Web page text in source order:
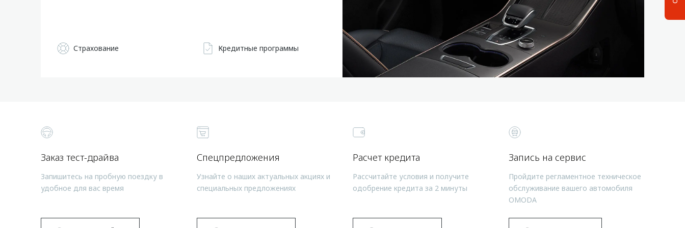
Страхование Кредитные программы
Заказ тест-драйва
Запишитесь на пробную поездку в
удобное для вас время
Спецпредложения
Узнайте о наших актуальных акциях и
специальных предложениях
Расчет кредита
Рассчитайте условия и получите
одобрение кредита за 2 минуты
Запись на сервис
Пройдите регламентное техническое
обслуживание вашего автомобиля
OMODA